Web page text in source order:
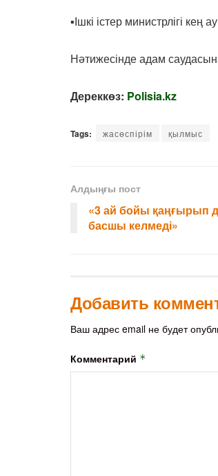
▪️Ішкі істер министрлігі
Нәтижесінде адам
Дереккөз: Polisia.kz
Tags: жасөспірім қылмыс
Алдыңғы пост
«3 ай бойы қаңғырып
басшы келмеді»
Добавить
Ваш адрес email не будет
Комментарий *